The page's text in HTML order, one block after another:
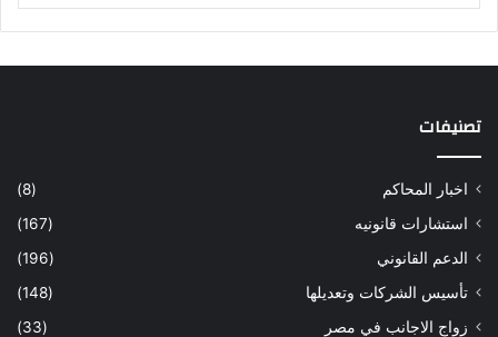
تصنيفات
اخبار المحاكم
(8)
استشارات قانونيه
(167)
الدعم القانوني
(196)
تأسيس الشركات وتعديلها
(148)
زواج الاجانب في مصر
(33)